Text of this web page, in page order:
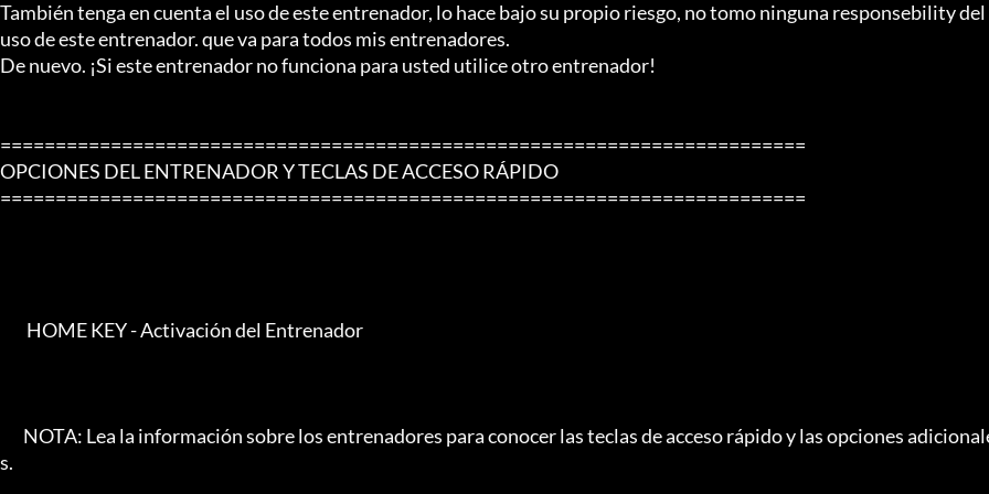
También tenga en cuenta el uso de este entrenador, lo hace bajo su propio riesgo, no tomo ninguna responsebility del
uso de este entrenador. que va para todos mis entrenadores.
De nuevo. ¡Si este entrenador no funciona para usted utilice otro entrenador!
=========================================================================
OPCIONES DEL ENTRENADOR Y TECLAS DE ACCESO RÁPIDO
=========================================================================
s.